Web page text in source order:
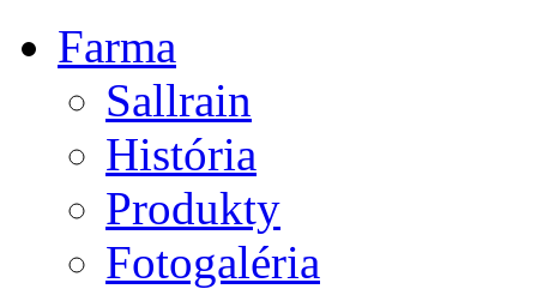
Farma
Sallrain
História
Produkty
Fotogaléria